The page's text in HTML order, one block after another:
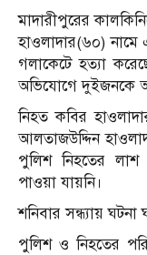
মাদারীপুরের
হাওলাদার(৬০)
গলাকেটে হত্যা
অভিযোগে দুইজনকে
নিহত কবির
আলতাজউদ্দিন
পুলিশ নিহতের
পাওয়া যায়নি।
শনিবার সন্ধ্যায় ঘটনা
পুলিশ ও নিহতের